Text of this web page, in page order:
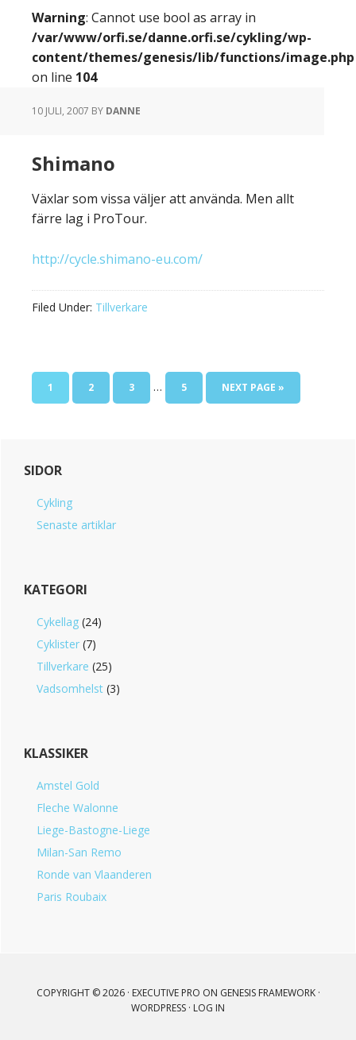
Warning: Cannot use bool as array in
/var/www/orfi.se/danne.orfi.se/cykling/wp-
content/themes/genesis/lib/functions/image.php
on line 104
10 JULI, 2007 BY DANNE
Shimano
Växlar som vissa väljer att använda. Men allt
färre lag i ProTour.
http://cycle.shimano-eu.com/
Filed Under: Tillverkare
PAGE
1 PAGE
2 PAGE
3 … PAGE
5 NEXT PAGE »
Primary
Sidebar
SIDOR
Cykling
Senaste artiklar
KATEGORI
Cykellag (24)
Cyklister (7)
Tillverkare (25)
Vadsomhelst (3)
KLASSIKER
Amstel Gold
Fleche Walonne
Liege-Bastogne-Liege
Milan-San Remo
Ronde van Vlaanderen
Paris Roubaix
COPYRIGHT © 2026 · EXECUTIVE PRO ON GENESIS FRAMEWORK·
WORDPRESS · LOG IN